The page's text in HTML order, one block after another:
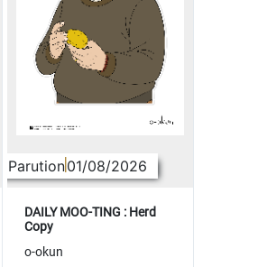
Parution01/08/2026
DAILY MOO-TING : Herd
Copy
o-okun